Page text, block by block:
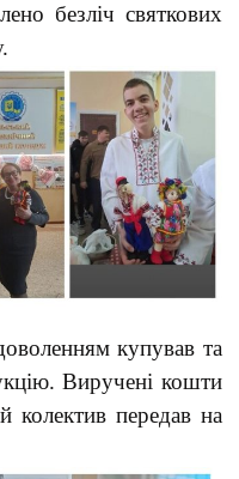
безліч святкових
купував та
Виручені кошти
колектив передав на